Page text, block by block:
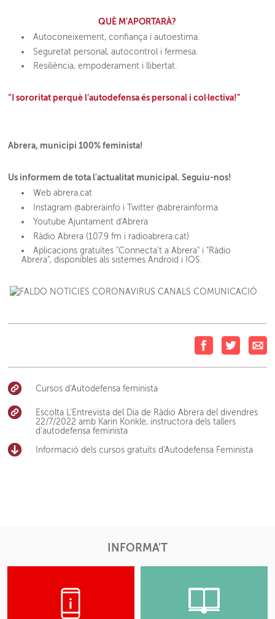
QUÈ M’APORTARÀ?
Autoconeixement, confiança i autoestima.
Seguretat personal, autocontrol i fermesa.
Resiliència, empoderament i llibertat.
“I sororitat perquè l’autodefensa és personal i col·lectiva!”
Abrera, municipi 100% feminista!
Us informem de tota l'actualitat municipal. Seguiu-nos!
Web abrera.cat
Instagram @abrerainfo i Twitter @abrerainforma
Youtube Ajuntament d'Abrera
Ràdio Abrera (107.9 fm i radioabrera.cat)
Aplicacions gratuïtes "Connecta't a Abrera" i "Ràdio
Abrera", disponibles als sistemes Android i IOS.
Cursos d'Autodefensa feminista
Escolta L'Entrevista del Dia de Ràdio Abrera del divendres
22/7/2022 amb Karin Konkle, instructora dels tallers
d’autodefensa feminista
Informació dels cursos gratuïts d'Autodefensa Feminista
INFORMA'T